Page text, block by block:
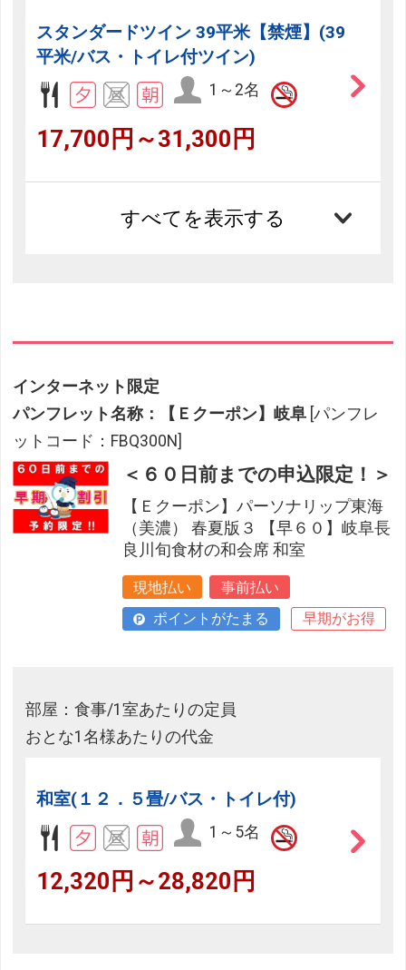
スタンダードツイン 39平米【禁煙】(39
平米/バス・トイレ付ツイン)
1～2名
17,700円～31,300円
すべてを表示する
インターネット限定
パンフレット名称：【Ｅクーポン】岐阜 [パンフレ
ットコード：FBQ300N]
＜６０日前までの申込限定！＞
【Ｅクーポン】パーソナリップ東海
（美濃） 春夏版３ 【早６０】岐阜長
良川旬食材の和会席 和室
現地払い
事前払い
ポイントがたまる
早期がお得
部屋：食事/1室あたりの定員
おとな1名様あたりの代金
和室(１２．５畳/バス・トイレ付)
1～5名
12,320円～28,820円